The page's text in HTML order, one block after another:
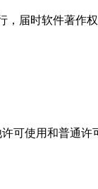
，届时软件著作
可使用和普通